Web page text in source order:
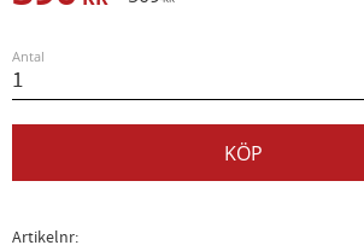
Antal
KÖP
Artikelnr